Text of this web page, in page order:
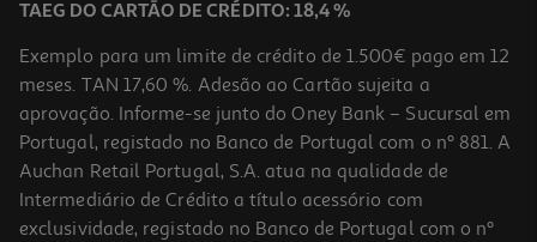
TAEG DO CARTÃO DE CRÉDITO: 18,4 %
Exemplo para um limite de crédito de 1.500€ pago em 12
meses. TAN 17,60 %. Adesão ao Cartão sujeita a
aprovação. Informe-se junto do Oney Bank – Sucursal em
Portugal, registado no Banco de Portugal com o nº 881. A
Auchan Retail Portugal, S.A. atua na qualidade de
Intermediário de Crédito a título acessório com
exclusividade, registado no Banco de Portugal com o nº